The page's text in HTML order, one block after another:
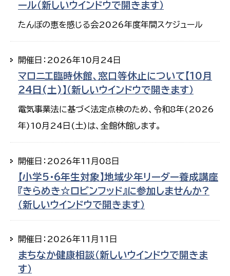
ール（新しいウインドウで開きます）
たんぼの恵を感じる会2026年度年間スケジュール
開催日：2026年10月24日
マロニエ臨時休館、窓口等休止について【10月
24日(土)】（新しいウインドウで開きます）
電気事業法に基づく法定点検のため、令和8年(2026
年)10月24日(土)は、全館休館します。
開催日：2026年11月08日
【小学5・6年生対象】地域少年リーダー養成講座
『きらめき☆ロビンフッド』に参加しませんか?
（新しいウインドウで開きます）
開催日：2026年11月11日
まちなか健康相談（新しいウインドウで開きま
す）